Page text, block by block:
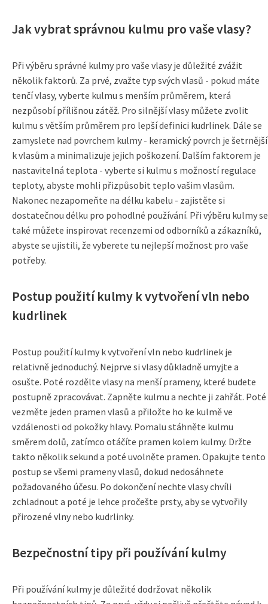
Jak vybrat správnou kulmu pro vaše vlasy?
Při výběru správné kulmy pro vaše vlasy je důležité zvážit
několik faktorů. Za prvé, zvažte typ svých vlasů - pokud máte
tenčí vlasy, vyberte kulmu s menším průměrem, která
nezpůsobí přílišnou zátěž. Pro silnější vlasy můžete zvolit
kulmu s větším průměrem pro lepší definici kudrlinek. Dále se
zamyslete nad povrchem kulmy - keramický povrch je šetrnější
k vlasům a minimalizuje jejich poškození. Dalším faktorem je
nastavitelná teplota - vyberte si kulmu s možností regulace
teploty, abyste mohli přizpůsobit teplo vašim vlasům.
Nakonec nezapomeňte na délku kabelu - zajistěte si
dostatečnou délku pro pohodlné používání. Při výběru kulmy se
také můžete inspirovat recenzemi od odborníků a zákazníků,
abyste se ujistili, že vyberete tu nejlepší možnost pro vaše
potřeby.
Postup použití kulmy k vytvoření vln nebo
kudrlinek
Postup použití kulmy k vytvoření vln nebo kudrlinek je
relativně jednoduchý. Nejprve si vlasy důkladně umyjte a
osušte. Poté rozdělte vlasy na menší prameny, které budete
postupně zpracovávat. Zapněte kulmu a nechte ji zahřát. Poté
vezměte jeden pramen vlasů a přiložte ho ke kulmě ve
vzdálenosti od pokožky hlavy. Pomalu stáhněte kulmu
směrem dolů, zatímco otáčíte pramen kolem kulmy. Držte
takto několik sekund a poté uvolněte pramen. Opakujte tento
postup se všemi prameny vlasů, dokud nedosáhnete
požadovaného účesu. Po dokončení nechte vlasy chvíli
zchladnout a poté je lehce pročešte prsty, aby se vytvořily
přirozené vlny nebo kudrlinky.
Bezpečnostní tipy při používání kulmy
Při používání kulmy je důležité dodržovat několik